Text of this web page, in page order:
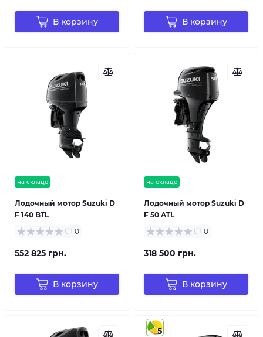
В корзину В корзину
на складе
Лодочный мотор Suzuki D
F 140 BTL
0
552 825 грн.
В корзину
на складе
Лодочный мотор Suzuki D
F 50 ATL
0
318 500 грн.
В корзину
5